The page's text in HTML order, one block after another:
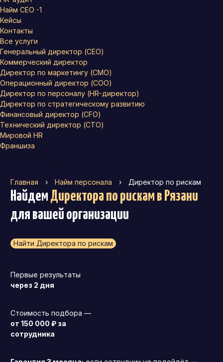
Найм СЕО -1
Кейсы
Контакты
Все услуги
Генеральный директор (CEO)
Коммерческий директор
Директор по маркетингу (CMO)
Операционный директор (COO)
Директор по персоналу (HR-директор)
Директор по стратегическому развитию
Финансовый директор (CFO)
Технический директор (CTO)
Мировой HR
Франшиза
Главная › Найм персонала › Директор по рискам
Найдем Директора по рискам в Рязани
для вашей организации
Найти Директора по рискам
Первые результаты
через 2 дня
Стоимость подбора —
от 150 000 ₽ за
сотрудника